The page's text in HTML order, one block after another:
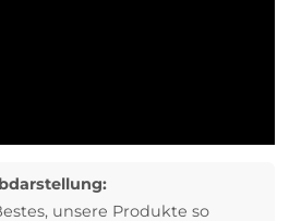
unsere Produkte so